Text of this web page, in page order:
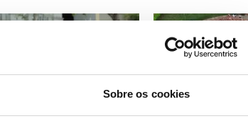
Sobre os cookies